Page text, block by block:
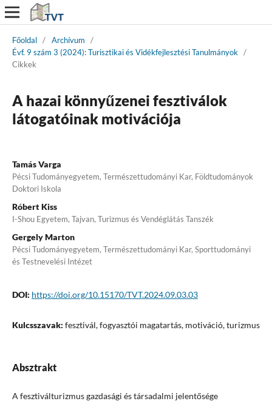
Főoldal / Archívum
/
Évf. 9 szám 3 (2024): Turisztikai és Vidékfejlesztési Tanulmányok /
Cikkek
A hazai könnyűzenei fesztiválok
látogatóinak motivációja
Tamás Varga
Pécsi Tudományegyetem, Természettudományi Kar, Földtudományok
Doktori Iskola
Róbert Kiss
I-Shou Egyetem, Tajvan, Turizmus és Vendéglátás Tanszék
Gergely Marton
Pécsi Tudományegyetem, Természettudományi Kar, Sporttudományi
és Testnevelési Intézet
DOI: https://doi.org/10.15170/TVT.2024.09.03.03
Kulcsszavak: fesztivál, fogyasztói magatartás, motiváció, turizmus
Absztrakt
A fesztiválturizmus gazdasági és társadalmi jelentősége